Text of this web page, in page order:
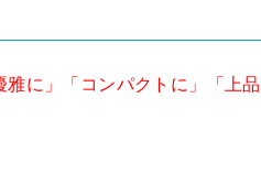
雅に」「コンパクトに」「上品